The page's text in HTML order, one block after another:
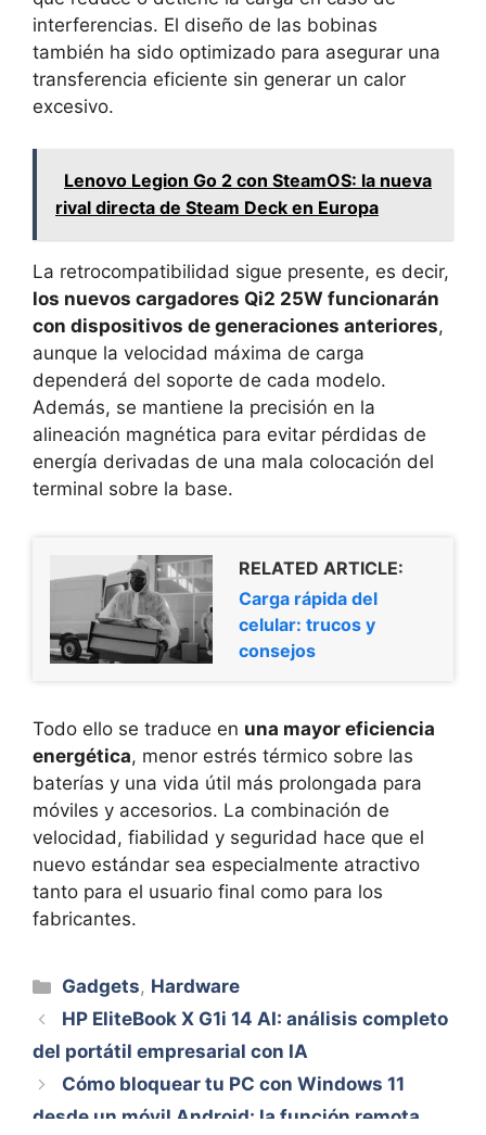
interferencias. El diseño de las bobinas
también ha sido optimizado para asegurar una
transferencia eficiente sin generar un calor
excesivo.
Lenovo Legion Go 2 con SteamOS: la nueva
rival directa de Steam Deck en Europa
La retrocompatibilidad sigue presente, es decir,
los nuevos cargadores Qi2 25W funcionarán
con dispositivos de generaciones anteriores,
aunque la velocidad máxima de carga
dependerá del soporte de cada modelo.
Además, se mantiene la precisión en la
alineación magnética para evitar pérdidas de
energía derivadas de una mala colocación del
terminal sobre la base.
RELATED ARTICLE:
Carga rápida del
celular: trucos y
consejos
Todo ello se traduce en una mayor eficiencia
energética, menor estrés térmico sobre las
baterías y una vida útil más prolongada para
móviles y accesorios. La combinación de
velocidad, fiabilidad y seguridad hace que el
nuevo estándar sea especialmente atractivo
tanto para el usuario final como para los
fabricantes.
Categorías
Gadgets, Hardware
HP EliteBook X G1i 14 AI: análisis completo
del portátil empresarial con IA
Cómo bloquear tu PC con Windows 11
desde un móvil Android: la función remota